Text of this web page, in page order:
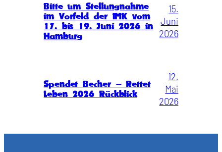
Bitte um Stellungnahme
im Vorfeld der IMK vom
17. bis 19. Juni 2026 in
Hamburg
15.
Juni
2026
Spendet Becher – Rettet
Leben 2026 Rückblick
12.
Mai
2026